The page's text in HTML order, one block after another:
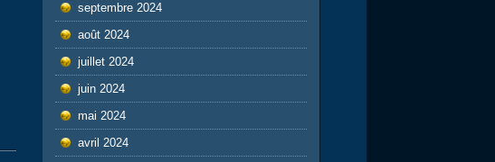
septembre 2024
août 2024
juillet 2024
juin 2024
mai 2024
avril 2024